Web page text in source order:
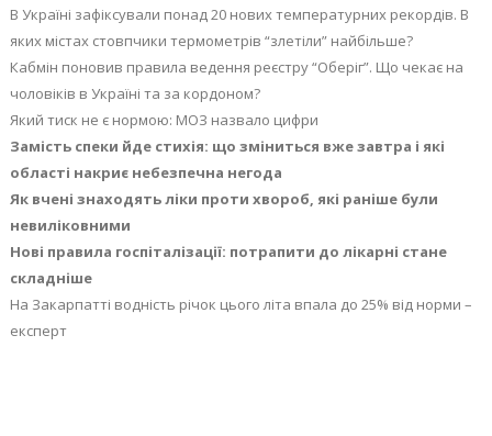
В Україні зафіксували понад 20 нових температурних рекордів. В
яких містах стовпчики термометрів “злетіли” найбільше?
Кабмін поновив правила ведення реєстру “Оберіг”. Що чекає на
чоловіків в Україні та за кордоном?
Який тиск не є нормою: МОЗ назвало цифри
Замість спеки йде стихія: що зміниться вже завтра і які
області накриє небезпечна негода
Як вчені знаходять ліки проти хвороб, які раніше були
невиліковними
Нові правила госпіталізації: потрапити до лікарні стане
складніше
На Закарпатті водність річок цього літа впала до 25% від норми –
експерт